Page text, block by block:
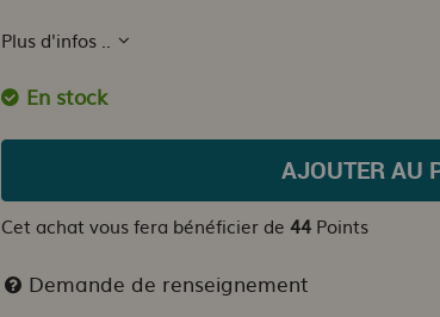
Plus d'infos ..
En stock
AJOUTER AU
Cet achat vous fera bénéficier de 44 Points
Demande de renseignement